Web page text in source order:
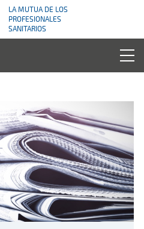
LA MUTUA DE LOS
PROFESIONALES
SANITARIOS